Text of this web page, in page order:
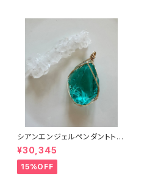
シアンエンジェルペンダントトッ
プcyp-6
¥30,345
15%OFF